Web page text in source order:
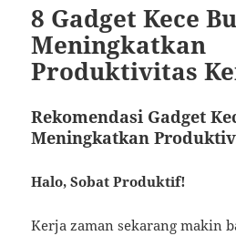
8 Gadget Kece
Meningkatkan
Produktivitas
Rekomendasi Gadget
Meningkatkan
Halo, Sobat Produktif!
Kerja zaman sekarang makin